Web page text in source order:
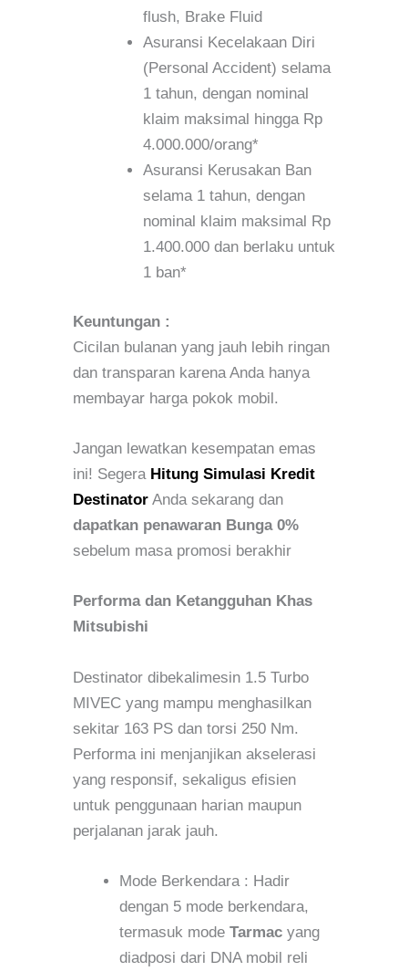
flush, Brake Fluid
Asuransi Kecelakaan Diri
(Personal Accident) selama
1 tahun, dengan nominal
klaim maksimal hingga Rp
4.000.000/orang*
Asuransi Kerusakan Ban
selama 1 tahun, dengan
nominal klaim maksimal Rp
1.400.000 dan berlaku untuk
1 ban*
Keuntungan :
Cicilan bulanan yang jauh lebih ringan
dan transparan karena Anda hanya
membayar harga pokok mobil.
Jangan lewatkan kesempatan emas
ini! Segera Hitung Simulasi Kredit
Destinator Anda sekarang dan
dapatkan penawaran Bunga 0%
sebelum masa promosi berakhir
Performa dan Ketangguhan Khas
Mitsubishi
Destinator dibekalimesin 1.5 Turbo
MIVEC yang mampu menghasilkan
sekitar 163 PS dan torsi 250 Nm.
Performa ini menjanjikan akselerasi
yang responsif, sekaligus efisien
untuk penggunaan harian maupun
perjalanan jarak jauh.
Mode Berkendara : Hadir
dengan 5 mode berkendara,
termasuk mode Tarmac yang
diadposi dari DNA mobil reli